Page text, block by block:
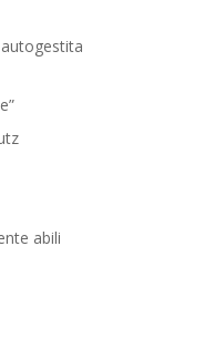
abili